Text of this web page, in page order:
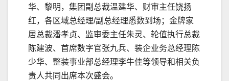
华、黎明，集团副总裁温建华、财审主任饶扬
红，各区域总经理/副总经理悉数到场；金牌家
居总裁潘孝贞、监审委主任朱灵、轮值执行总裁
陈建波、首席数字官张九兵、装企业务总经理陈
少华、整装事业部总经理李牛佳等领导和相关负
责人共同出席本次盛会。